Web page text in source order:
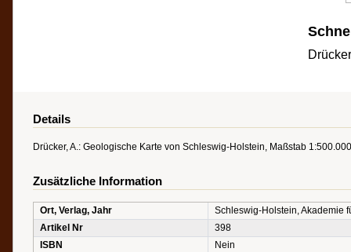
Details
Drücker, A.: Geologische Karte von Schleswig-Holstein, Maßstab
Zusätzliche Information
Ort, Verlag, Jahr
Schleswig-Holstein, Akademie
Artikel Nr
398
ISBN
Nein